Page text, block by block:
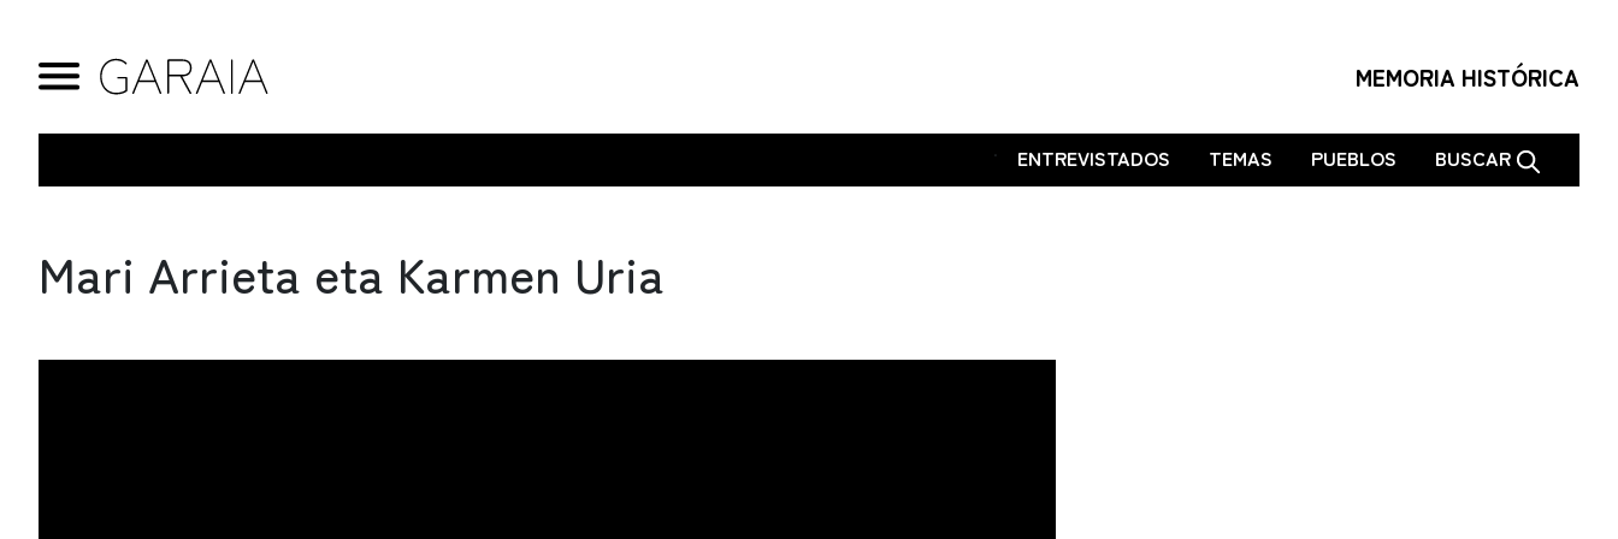
MEMORIA HISTÓRICA
. ENTREVISTADOS TEMAS PUEBLOS BUSCAR
Mari Arrieta eta Karmen Uria